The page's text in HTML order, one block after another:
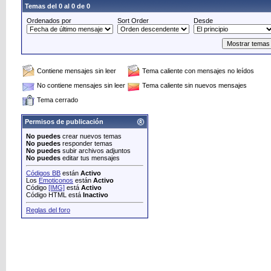
Temas del 0 al 0 de 0
Ordenados por
Sort Order Desde
Contiene mensajes sin leer
Tema caliente con mensajes no leídos
No contiene mensajes sin leer
Tema caliente sin nuevos mensajes
Tema cerrado
Permisos de publicación
No puedes crear nuevos temas
No puedes responder temas
No puedes subir archivos adjuntos
No puedes editar tus mensajes
Códigos BB están Activo
Los Emoticonos están Activo
Código [IMG] está Activo
Código HTML está Inactivo
Reglas del foro